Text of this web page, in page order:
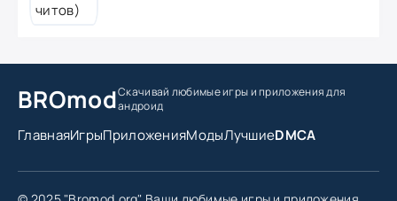
BROmodСкачивай любимые игрыи приложения для
андроид
ГлавнаяИгрыПриложенияМодыЛучшиеDMCA